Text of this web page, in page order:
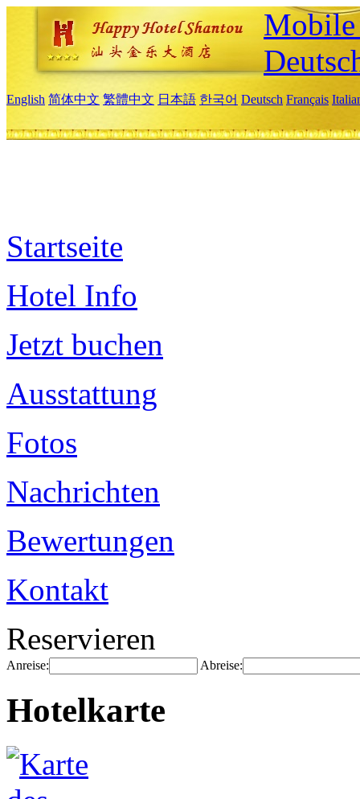
English 简体中文 繁體中文 日本語 한국어 Deutsch Français
Startseite
Hotel Info
Jetzt buchen
Ausstattung
Fotos
Nachrichten
Bewertungen
Kontakt
Reservieren
Anreise: Abreise:
Hotelkarte